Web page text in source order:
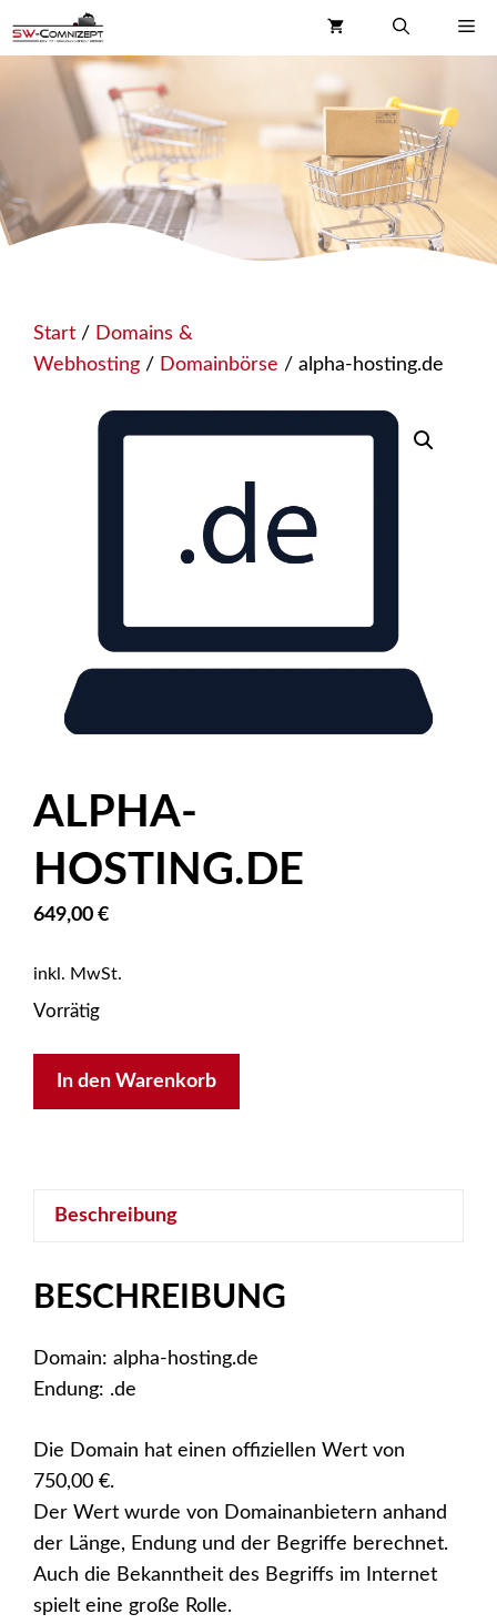
Inhalt
springen
Start / Domains &
Webhosting / Domainbörse / alpha-hosting.de
ALPHA-
HOSTING.DE
649,00 €
inkl. MwSt.
Vorrätig
alpha-
In den Warenkorb
Beschreibung
BESCHREIBUNG
Domain: alpha-hosting.de
Endung: .de
Die Domain hat einen offiziellen Wert von
750,00 €.
Der Wert wurde von Domainanbietern anhand
der Länge, Endung und der Begriffe berechnet.
Auch die Bekanntheit des Begriffs im Internet
spielt eine große Rolle.